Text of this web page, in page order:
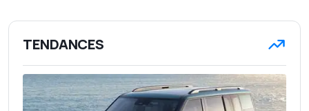
TENDANCES